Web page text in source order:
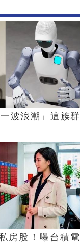
波浪潮」這族群
房股！曝台積電